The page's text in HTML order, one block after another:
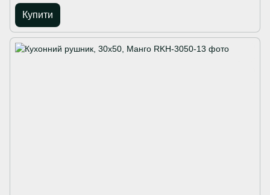
Купити